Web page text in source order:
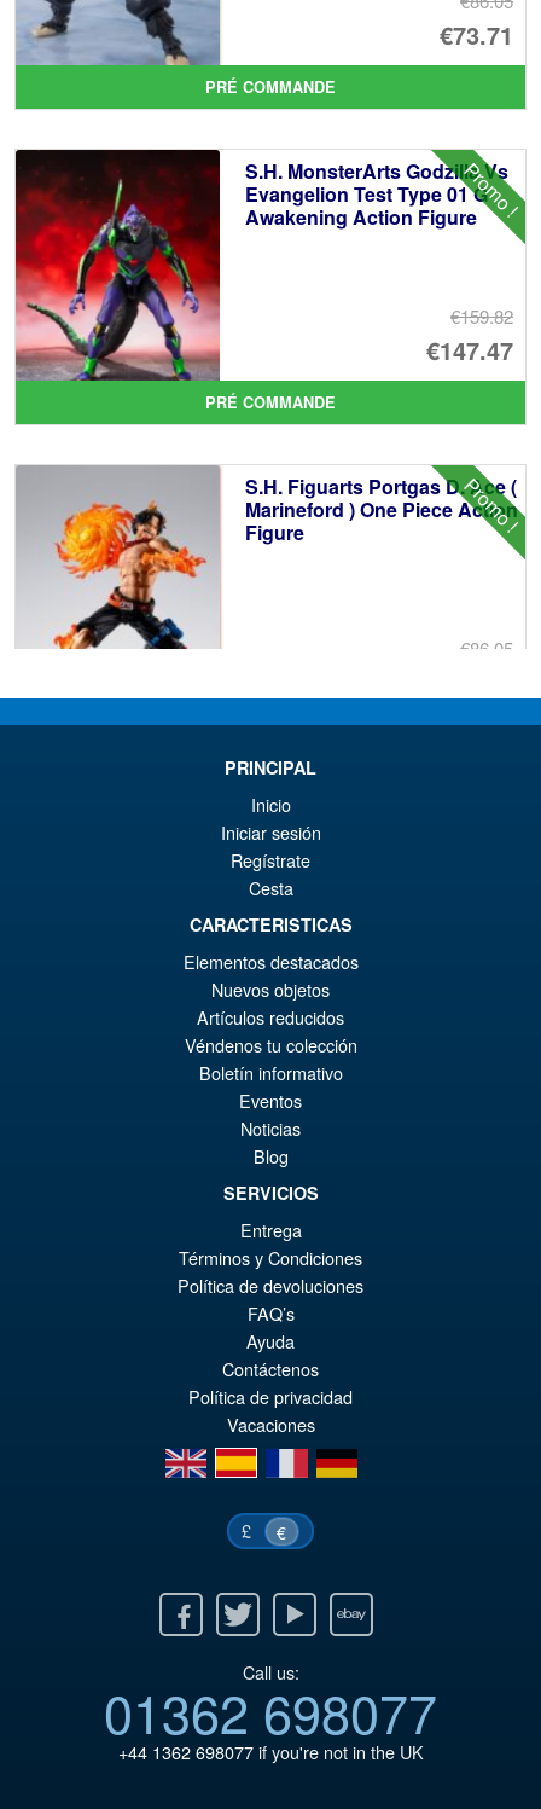
€73.71
Le
PRÉ COMMANDE
Promo !
S.H. MonsterArts Godzilla Vs
Evangelion Test Type 01 G
Awakening Action Figure
€159.82
Le
€147.47
Le
PRÉ COMMANDE
Promo !
S.H. Figuarts Portgas D. Ace (
Marineford ) One Piece Action
Figure
€86.05
Le
S.H.Figuarts Dragon Ball Z
Gohan ( Z-Fighters Group
Base Ver. A ) Action Figure
PRÉ COMMANDE
S.H.Figuarts My Hero
Academia Dark Deku Action
Figure
PRÉ COMMANDE
PRINCIPAL
Inicio
Iniciar sesión
Regístrate
Cesta
CARACTERISTICAS
Elementos destacados
Nuevos objetos
Artículos reducidos
Véndenos tu colección
Boletín informativo
Eventos
Noticias
Blog
SERVICIOS
Entrega
Términos y Condiciones
Política de devoluciones
FAQ’s
Ayuda
Contáctenos
Política de privacidad
Vacaciones
en
es fr de
£ €
Twitter Youtube Ebay
Call us:
01362 698077
+44 1362 698077if you're not in the UK